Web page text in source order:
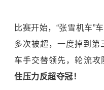
比赛开始，“张雪机车”
多次被超，一度掉到第
车手交替领先，轮流攻
住压力反超夺冠！